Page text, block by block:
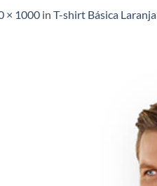
× 1000 in T-shirt Básica Laranja